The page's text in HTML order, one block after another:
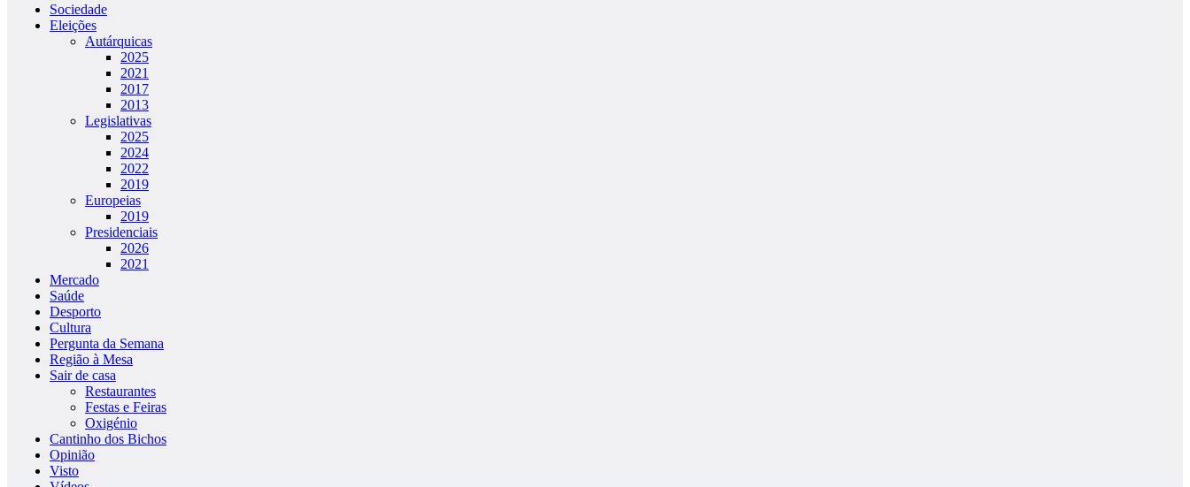
Sociedade
Eleições
Autárquicas
2025
2021
2017
2013
Legislativas
2025
2024
2022
2019
Europeias
2019
Presidenciais
2026
2021
Mercado
Saúde
Desporto
Cultura
Pergunta da Semana
Região à Mesa
Sair de casa
Restaurantes
Festas e Feiras
Oxigénio
Cantinho dos Bichos
Opinião
Visto